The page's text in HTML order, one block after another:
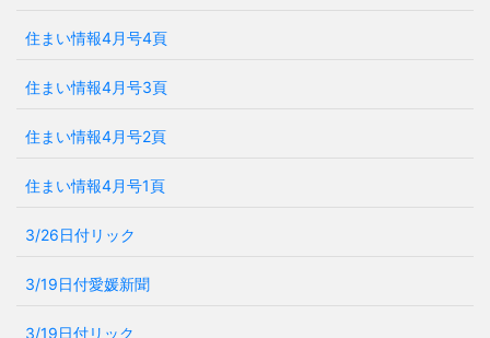
住まい情報4月号4頁
住まい情報4月号3頁
住まい情報4月号2頁
住まい情報4月号1頁
3/26日付リック
3/19日付愛媛新聞
3/19日付リック